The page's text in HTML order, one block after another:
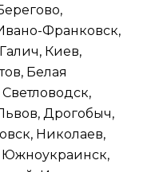
Франковск,
Киев,
Белая
Дрогобыч,
Николаев,
Южноукраинск,